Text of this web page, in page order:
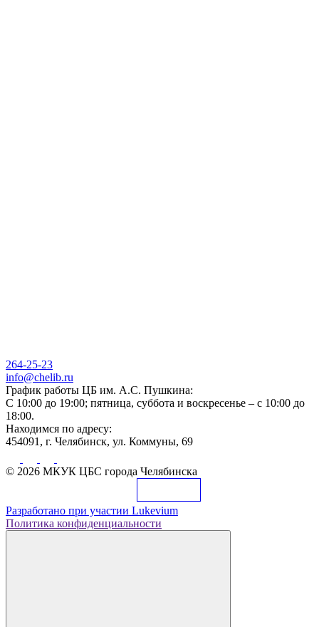
264-25-23
info@chelib.ru
График работы ЦБ им. А.С. Пушкина:
С 10:00 до 19:00; пятница, суббота и воскресенье – с 10:00 до
18:00.
Находимся по адресу:
454091, г. Челябинск, ул. Коммуны, 69
© 2026 МКУК ЦБС города Челябинска
Разработано при участии Lukevium
Политика конфиденциальности